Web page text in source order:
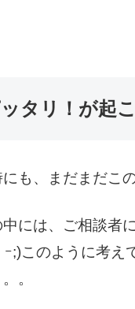
タリ！が起
も、まだまだこ
には、ご相談者
;)このように考
。